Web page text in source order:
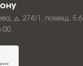
д. 274/1, помещ. 5,6